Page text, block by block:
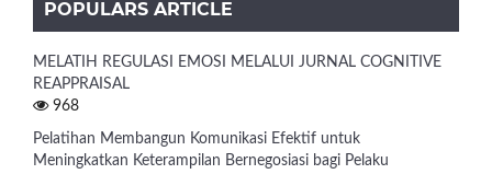
POPULARS ARTICLE
MELATIH REGULASI EMOSI MELALUI JURNAL COGNITIVE
REAPPRAISAL
968
Pelatihan Membangun Komunikasi Efektif untuk
Meningkatkan Keterampilan Bernegosiasi bagi Pelaku